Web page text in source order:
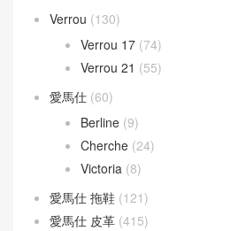
Verrou (130)
Verrou 17 (74)
Verrou 21 (55)
愛馬仕 (60)
Berline (9)
Cherche (24)
Victoria (8)
愛馬仕 拖鞋 (121)
愛馬仕 皮革 (415)